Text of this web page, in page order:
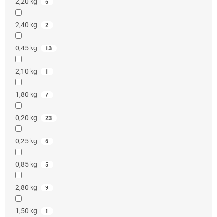
2,20 kg 6
2,40 kg 2
0,45 kg 13
2,10 kg 1
1,80 kg 7
0,20 kg 23
0,25 kg 6
0,85 kg 5
2,80 kg 9
1,50 kg 1